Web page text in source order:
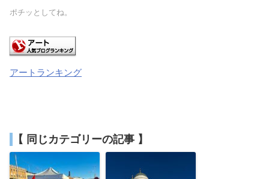
ポチッとしてね。
アートランキング
【 同じカテゴリーの記事 】